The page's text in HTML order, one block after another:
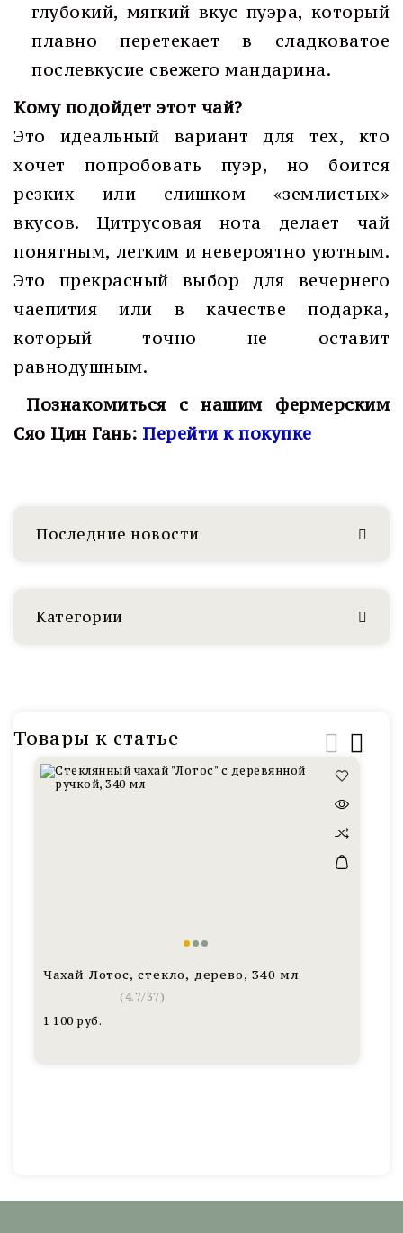
Последние новости
Категории
глубокий, мягкий вкус пуэра, который
плавно перетекает в сладковатое
послевкусие свежего мандарина.
Кому подойдет этот чай?
Это идеальный вариант для тех, кто
хочет попробовать пуэр, но боится
резких или слишком «землистых»
вкусов. Цитрусовая нота делает чай
понятным, легким и невероятно уютным.
Это прекрасный выбор для вечернего
чаепития или в качестве подарка,
который точно не оставит
равнодушным.
Познакомиться с нашим фермерским
Сяо Цин Гань: Перейти к покупке
Товары к статье
Чахай
Лотос,
стекло,
Чахай Лотос, стекло, дерево, 340 мл
( 4.7/37)
1 100 руб.